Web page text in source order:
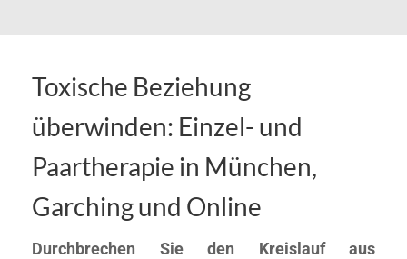
Toxische Beziehung
überwinden: Einzel- und
Paartherapie in München,
Garching und Online
Durchbrechen Sie den Kreislauf aus